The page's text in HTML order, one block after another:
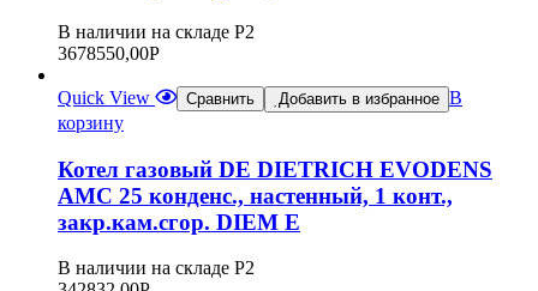
В наличии на складе Р2
3678550,00Р
Quick View Сравнить Добавить в избранное В
корзину
Котел газовый DE DIETRICH EVODENS
AMC 25 конденс., настенный, 1 конт.,
закр.кам.сгор. DIEM E
В наличии на складе Р2